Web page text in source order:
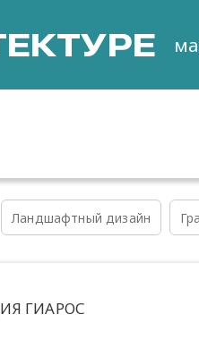
Ландшафтный дизайн
ГИАРОС